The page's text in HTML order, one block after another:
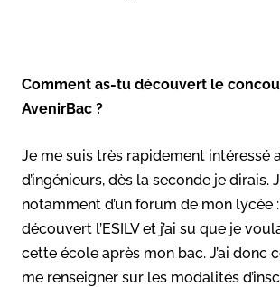
Comment as-tu découvert le
AvenirBac ?
Je me suis très rapidement intéressé
d’ingénieurs, dès la seconde je dirais.
notamment d’un forum de mon lycée :
découvert l’ESILV et j’ai su que je
cette école après mon bac. J’ai donc
me renseigner sur les modalités